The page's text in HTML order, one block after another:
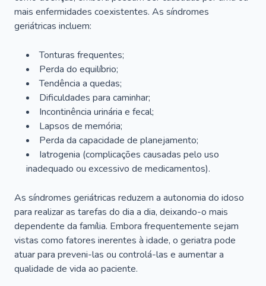
mais enfermidades coexistentes. As síndromes
geriátricas incluem:
Tonturas frequentes;
Perda do equilíbrio;
Tendência a quedas;
Dificuldades para caminhar;
Incontinência urinária e fecal;
Lapsos de memória;
Perda da capacidade de planejamento;
Iatrogenia (complicações causadas pelo uso
inadequado ou excessivo de medicamentos).
As síndromes geriátricas reduzem a autonomia do idoso
para realizar as tarefas do dia a dia, deixando-o mais
dependente da família. Embora frequentemente sejam
vistas como fatores inerentes à idade, o geriatra pode
atuar para preveni-las ou controlá-las e aumentar a
qualidade de vida ao paciente.